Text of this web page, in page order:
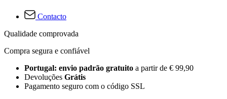
Contacto
Qualidade comprovada
Compra segura e confiável
Portugal: envio padrão gratuito a partir de € 99,90
Devoluções Grátis
Pagamento seguro com o código SSL